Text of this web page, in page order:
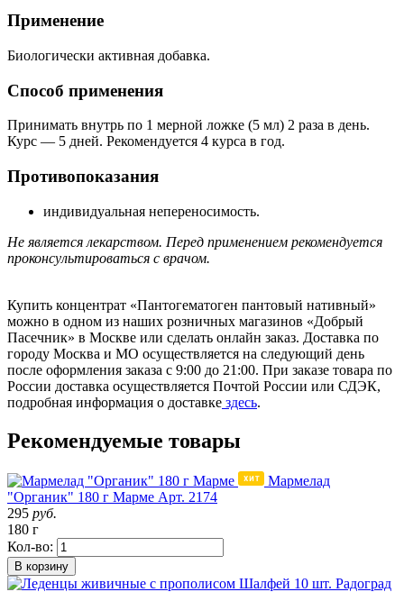
Применение
Биологически активная добавка.
Способ применения
Принимать внутрь по 1 мерной ложке (5 мл) 2 раза в день.
Курс — 5 дней. Рекомендуется 4 курса в год.
Противопоказания
индивидуальная непереносимость.
Не является лекарством. Перед применением рекомендуется
проконсультироваться с врачом.
Купить концентрат «Пантогематоген пантовый нативный»
можно в одном из наших розничных магазинов «Добрый
Пасечник» в Москве или сделать онлайн заказ. Доставка по
городу Москва и МО осуществляется на следующий день
после оформления заказа с 9:00 до 21:00. При заказе товара по
России доставка осуществляется Почтой России или СДЭК,
подробная информация о доставке здесь.
Рекомендуемые товары
Мармелад
"Органик" 180 г Марме Арт. 2174
295 руб.
180 г
Кол-во:
В корзину